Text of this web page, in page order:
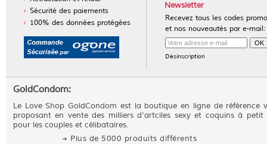
Sécurité des paiements
100% des données protégées
Newsletter
Recevez tous les codes
et nos nouveautés par e-mail:
Désinscription
GoldCondom:
Le Love Shop GoldCondom est la boutique en ligne de référence
proposant en vente des milliers d'artciles sexy et coquins à petit
pour les couples et célibataires.
Plus de 5000 produits différents